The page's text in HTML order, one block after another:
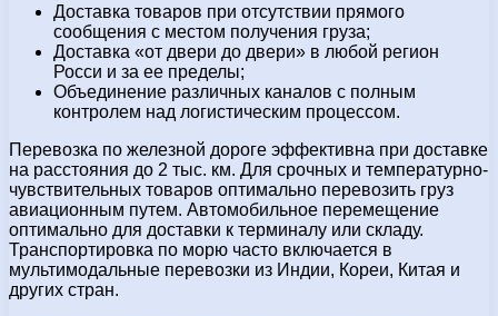
Доставка товаров при отсутствии прямого
сообщения с местом получения груза;
Доставка «от двери до двери» в любой регион
Росси и за ее пределы;
Объединение различных каналов с полным
контролем над логистическим процессом.
Перевозка по железной дороге эффективна при доставке
на расстояния до 2 тыс. км. Для срочных и температурно-
чувствительных товаров оптимально перевозить груз
авиационным путем. Автомобильное перемещение
оптимально для доставки к терминалу или складу.
Транспортировка по морю часто включается в
мультимодальные перевозки из Индии, Кореи, Китая и
других стран.